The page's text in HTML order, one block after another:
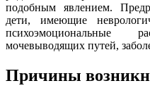
подобным явлением.
дети, имеющие
психоэмоциональные
мочевыводящих путей,
Причины